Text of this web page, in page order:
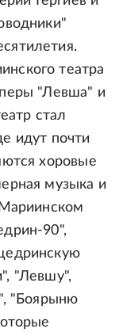
театра
"Левша" и
стал
идут почти
хоровые
музыка и
90",
"Левшу",
"Боярыню